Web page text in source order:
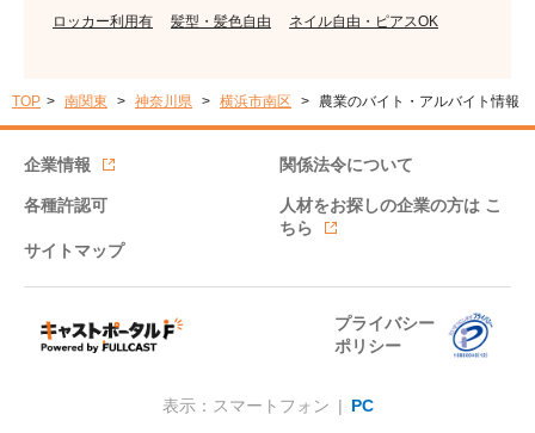
ロッカー利用有 髪型・髪色自由 ネイル自由・ピアスOK
TOP 南関東 神奈川県 横浜市南区 農業のバイト・アルバイト情報
企業情報 関係法令について
各種許認可 人材をお探しの企業の方は こ
ちら
サイトマップ
プライバシー
ポリシー
表示：スマートフォン | PC